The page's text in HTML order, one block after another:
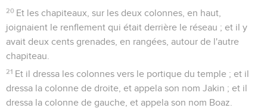
20 Et les chapiteaux, sur les deux colonnes, en haut,
joignaient le renflement qui était derrière le réseau ; et il y
avait deux cents grenades, en rangées, autour de l'autre
chapiteau.
21 Et il dressa les colonnes vers le portique du temple ; et il
dressa la colonne de droite, et appela son nom Jakin ; et il
dressa la colonne de gauche, et appela son nom Boaz.